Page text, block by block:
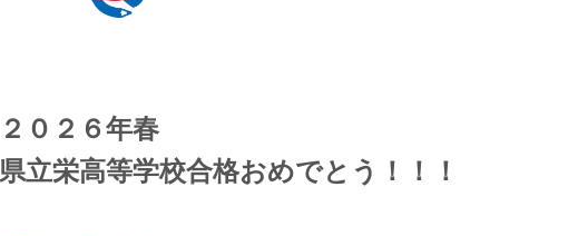
２０２６年春
県立栄高等学校合格おめでとう！！！